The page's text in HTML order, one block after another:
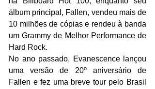
álbum principal, Fallen, vendeu mais de
10 milhões de cópias e rendeu à banda
um Grammy de Melhor Performance de
Hard Rock.
No ano passado, Evanescence lançou
uma versão de 20º aniversário de
Fallen e fez uma breve tour pelo Brasil